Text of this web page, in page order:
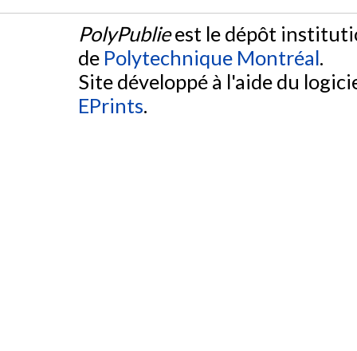
PolyPublieest le dépôt
de Polytechnique Montréal.
Site développé à l'aide du
EPrints.